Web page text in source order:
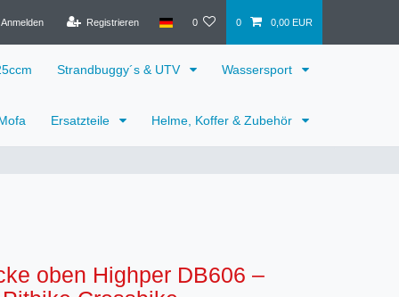
Anmelden Registrieren 0 0 0,00 EUR
Strandbuggy´s & UTV Wassersport
Ersatzteile Helme, Koffer & Zubehör
oben Highper DB606 –